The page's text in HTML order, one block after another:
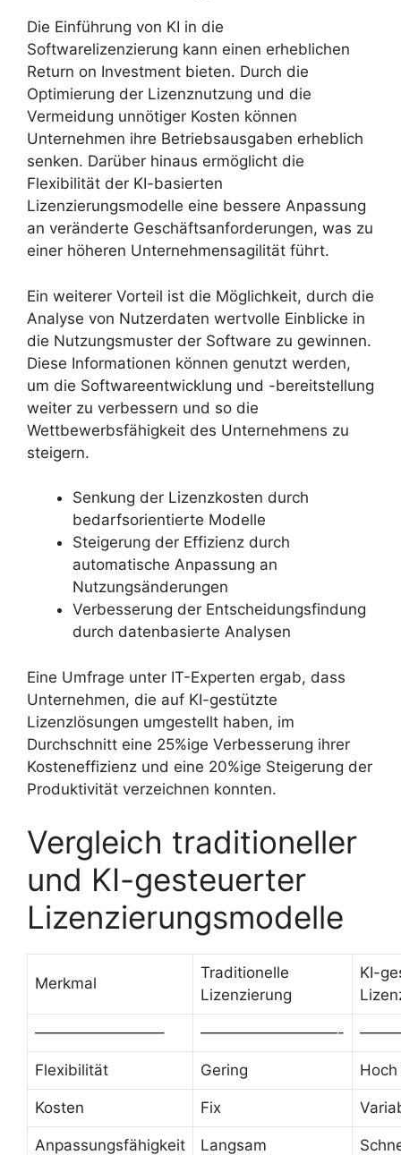
Die Einführung von KI in die
Softwarelizenzierung kann einen erheblichen
Return on Investment bieten. Durch die
Optimierung der Lizenznutzung und die
Vermeidung unnötiger Kosten können
Unternehmen ihre Betriebsausgaben erheblich
senken. Darüber hinaus ermöglicht die
Flexibilität der KI-basierten
Lizenzierungsmodelle eine bessere Anpassung
an veränderte Geschäftsanforderungen, was zu
einer höheren Unternehmensagilität führt.
Ein weiterer Vorteil ist die Möglichkeit, durch die
Analyse von Nutzerdaten wertvolle Einblicke in
die Nutzungsmuster der Software zu gewinnen.
Diese Informationen können genutzt werden,
um die Softwareentwicklung und -bereitstellung
weiter zu verbessern und so die
Wettbewerbsfähigkeit des Unternehmens zu
steigern.
Senkung der Lizenzkosten durch
bedarfsorientierte Modelle
Steigerung der Effizienz durch
automatische Anpassung an
Nutzungsänderungen
Verbesserung der Entscheidungsfindung
durch datenbasierte Analysen
Eine Umfrage unter IT-Experten ergab, dass
Unternehmen, die auf KI-gestützte
Lizenzlösungen umgestellt haben, im
Durchschnitt eine 25%ige Verbesserung ihrer
Kosteneffizienz und eine 20%ige Steigerung der
Produktivität verzeichnen konnten.
Vergleich traditioneller
und KI-gesteuerter
Lizenzierungsmodelle
Merkmal
Traditionelle
Lizenzierung
KI-
————————– —————————-
Flexibilität Gering Hoch
Kosten Fix
Anpassungsfähigkeit Langsam